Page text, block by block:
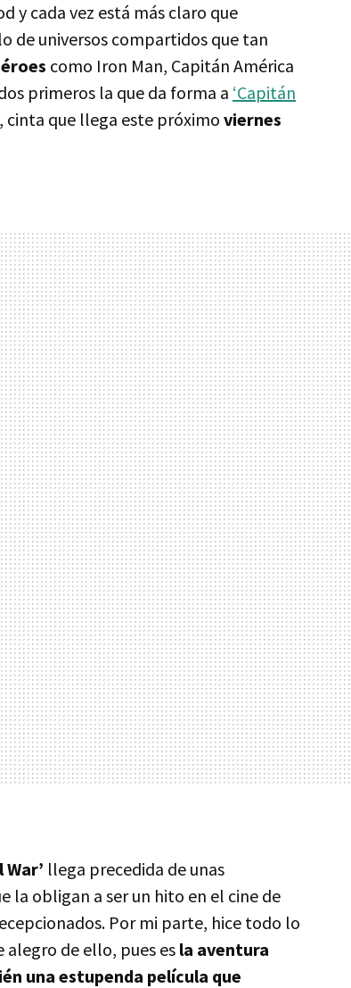
y cada vez está más claro que
de universos compartidos que tan
como Iron Man, Capitán América
primeros la que da forma a ‘Capitán
cinta que llega este próximoviernes
llega precedida de unas
la obligan a ser un hito en el cine de
Por mi parte, hice todo lo
de ello, pues esla aventura
una estupenda película que